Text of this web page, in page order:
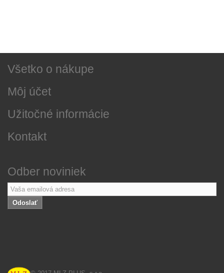
Všetko o nákupe
Môj účet
Užitočné informácie
Kontakt
Odber noviniek
Odoslať